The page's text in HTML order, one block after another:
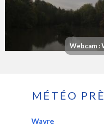
Webcam :
MÉTÉO
Wavre